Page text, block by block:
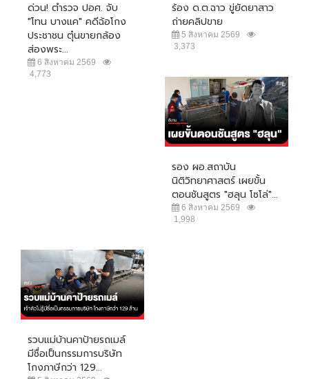
ด่วน! ตำรวจ ปอศ. จับ
"โทน บางแค" คดีฉ้อโกง
ประชาชน ตุ๋นขายกล้อง
ส่องพระ...
6 สิงหาคม 2569
4,773
ร้อง ด.ต.ฉาว ขู่ยัดยาสาว
ถ่ายคลิปขาย
5 สิงหาคม 2569
3,373
รอง ผอ.สถาบัน
นิติวิทยาศาสตร์ เผยขั้น
ตอนชันสูตร "ฮลุน โซโล่"...
6 สิงหาคม 2569
1,998
รวบแม่บ้านคาป้ายรถเมล์
มีชื่อเป็นกรรมการบริษัท
โกงภาษีกว่า 129...